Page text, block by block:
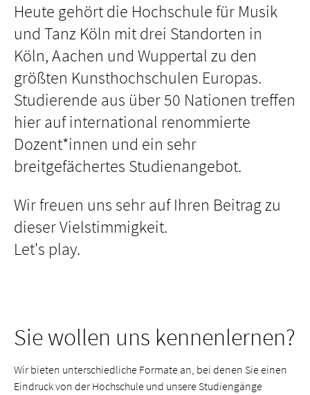
Heute gehört die Hochschule für Musik
und Tanz Köln mit drei Standorten in
Köln, Aachen und Wuppertal zu den
größten Kunsthochschulen Europas.
Studierende aus über 50 Nationen treffen
hier auf international renommierte
Dozent*innen und ein sehr
breitgefächertes Studienangebot.
Wir freuen uns sehr auf Ihren Beitrag zu
dieser Vielstimmigkeit.
Let's play.
Sie wollen uns kennenlernen?
Wir bieten unterschiedliche Formate an, bei denen Sie einen
Eindruck von der Hochschule und unsere Studiengänge